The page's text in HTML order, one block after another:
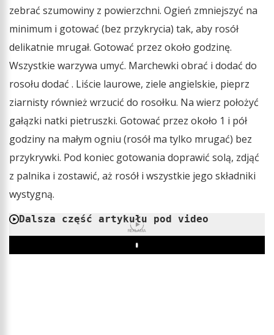
zebrać szumowiny z powierzchni. Ogień zmniejszyć na
minimum i gotować (bez przykrycia) tak, aby rosół
delikatnie mrugał. Gotować przez około godzinę.
Wszystkie warzywa umyć. Marchewki obrać i dodać do
rosołu dodać . Liście laurowe, ziele angielskie, pieprz
ziarnisty również wrzucić do rosołku. Na wierz położyć
gałązki natki pietruszki. Gotować przez około 1 i pół
godziny na małym ogniu (rosół ma tylko mrugać) bez
przykrywki. Pod koniec gotowania doprawić solą, zdjąć
z palnika i zostawić, aż rosół i wszystkie jego składniki
wystygną.
Dalsza część artykułu pod video
REKLAMA
Play